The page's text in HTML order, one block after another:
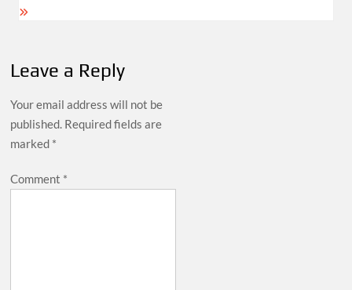
Leave a Reply
Your email address will not be
published. Required fields are
marked *
Comment *